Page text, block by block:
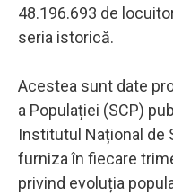
48.196.693 de
seria istorică.
Acestea sunt date
a Populației (SCP)
Institutul Național de
furniza în fiecare
privind evoluția